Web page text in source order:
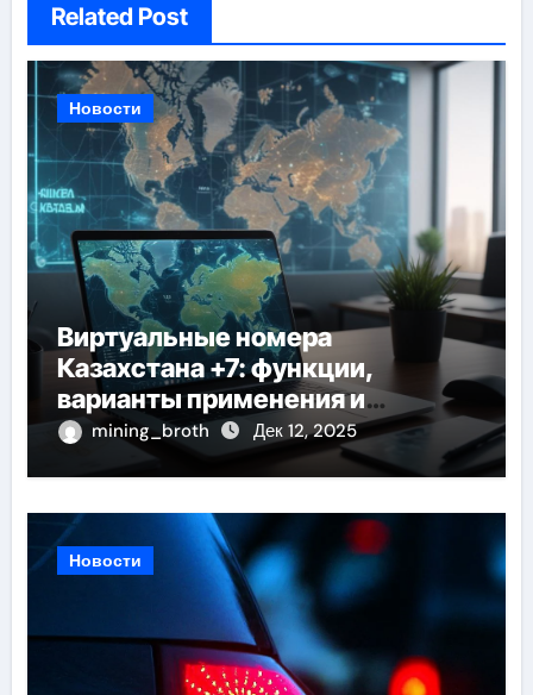
Related Post
Новости
Виртуальные номера
Казахстана +7: функции,
варианты применения и
технические требования
mining_broth Дек 12, 2025
Новости